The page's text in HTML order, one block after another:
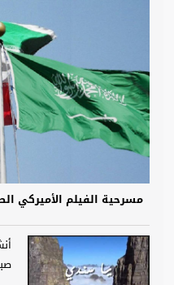
مسرحية الفيلم الأميركي